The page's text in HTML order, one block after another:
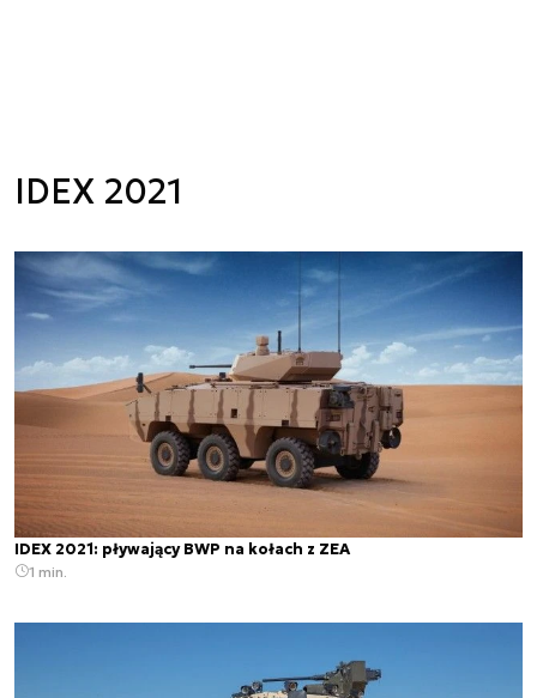
IDEX 2021
IDEX 2021: pływający BWP na kołach z ZEA
1 min.